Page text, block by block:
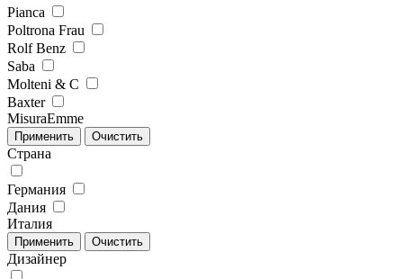
Pianca
Poltrona Frau
Rolf Benz
Saba
Molteni & C
Baxter
MisuraEmme
Страна
Германия
Дания
Италия
Дизайнер